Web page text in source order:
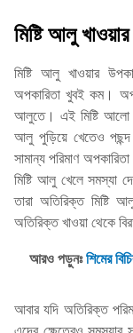
মিষ্টি আলু
মিষ্টি আলু খাওয়ার
অপকারিতা খুবই কম।
আলুতে। এই মিষ্টি আলো
আলু পুড়িয়ে খেতেও
সামান্য পরিমাণ
মিষ্টি আলু খেলে সমস্যা
তারা অতিরিক্ত
অতিরিক্ত খাওয়া থেকে
আরও পড়ুনঃশিমের
আবার যদি অতিরিক্ত